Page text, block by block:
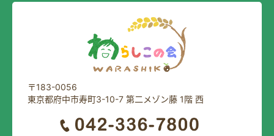
〒183-0056
東京都府中市寿町3-10-7 第二メゾン藤 1階 西